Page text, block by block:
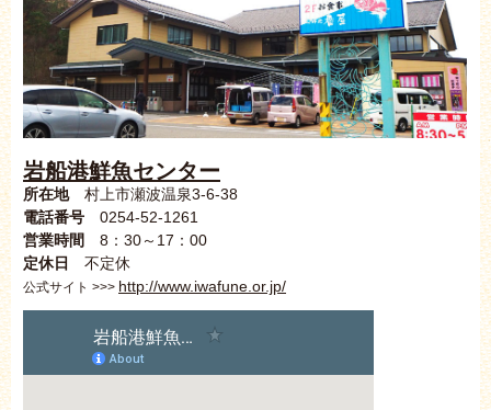
岩船港鮮魚センター
所在地村上市瀬波温泉3-6-38
電話番号 0254-52-1261
営業時間
8：30～17：00
定休日
不定休
公式サイト >>> http://www.iwafune.or.jp/